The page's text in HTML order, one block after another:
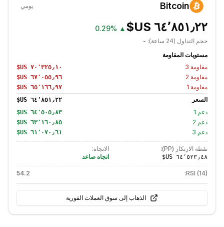
Bitcoin يومي
▲
0.29%
حجم التداول (24 ساعة):
-
مستويات المقاومة
مقاومة 3
مقاومة 2
مقاومة 1
السعر
دعم 1
دعم 2
دعم 3
نقطة الارتكاز (PP):
الاتجاه:
اتجاه صاعد
RSI (14):
54.2
الذهاب إلى سوق العملات الفورية